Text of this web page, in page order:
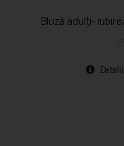
Bluză adulți-
Detalii